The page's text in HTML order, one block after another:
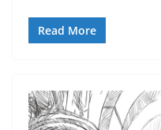
Read More